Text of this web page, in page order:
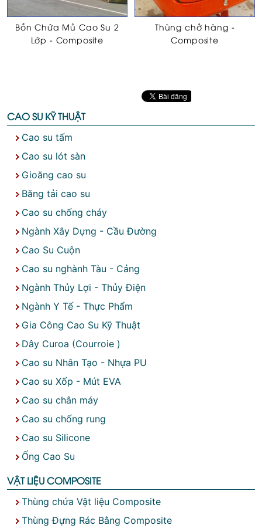
Bồn Chứa Mủ Cao Su 2
Lớp - Composite
Thùng chở hàng -
Composite
CAO SU KỸ THUẬT
Cao su tấm
Cao su lót sàn
Gioăng cao su
Băng tải cao su
Cao su chống cháy
Ngành Xây Dựng - Cầu Đường
Cao Su Cuộn
Cao su nghành Tàu - Cảng
Ngành Thủy Lợi - Thủy Điện
Ngành Y Tế - Thực Phẩm
Gia Công Cao Su Kỹ Thuật
Dây Curoa (Courroie )
Cao su Nhân Tạo - Nhựa PU
Cao su Xốp - Mút EVA
Cao su chân máy
Cao su chống rung
Cao su Silicone
Ống Cao Su
VẬT LIỆU COMPOSITE
Thùng chứa Vật liệu Composite
Thùng Đựng Rác Bằng Composite